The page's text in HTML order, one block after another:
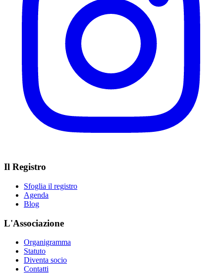
Il Registro
Sfoglia il registro
Agenda
Blog
L'Associazione
Organigramma
Statuto
Diventa socio
Contatti